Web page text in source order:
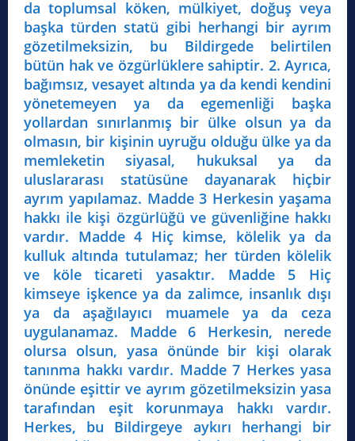
da toplumsal köken, mülkiyet, doğuş veya
başka türden statü gibi herhangi bir ayrım
gözetilmeksizin, bu Bildirgede belirtilen
bütün hak ve özgürlüklere sahiptir. 2. Ayrıca,
bağımsız, vesayet altında ya da kendi kendini
yönetemeyen ya da egemenliği başka
yollardan sınırlanmış bir ülke olsun ya da
olmasın, bir kişinin uyruğu olduğu ülke ya da
memleketin siyasal, hukuksal ya da
uluslararası statüsüne dayanarak hiçbir
ayrım yapılamaz. Madde 3 Herkesin yaşama
hakkı ile kişi özgürlüğü ve güvenliğine hakkı
vardır. Madde 4 Hiç kimse, kölelik ya da
kulluk altında tutulamaz; her türden kölelik
ve köle ticareti yasaktır. Madde 5 Hiç
kimseye işkence ya da zalimce, insanlık dışı
ya da aşağılayıcı muamele ya da ceza
uygulanamaz. Madde 6 Herkesin, nerede
olursa olsun, yasa önünde bir kişi olarak
tanınma hakkı vardır. Madde 7 Herkes yasa
önünde eşittir ve ayrım gözetilmeksizin yasa
tarafından eşit korunmaya hakkı vardır.
Herkes, bu Bildirgeye aykırı herhangi bir